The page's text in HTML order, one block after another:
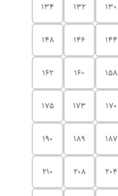
130
132
134
144
146
148
158
160
162
170
173
175
187
189
190
204
208
210